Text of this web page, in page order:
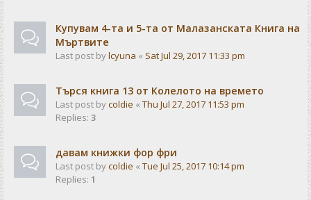
Купувам 4-та и 5-та от Малазанската Книга на
Мъртвите
Last post bylcyuna « Sat Jul 29, 2017 11:33 pm
Търся книга 13 от Колелото на времето
Last post bycoldie « Thu Jul 27, 2017 11:53 pm
Replies: 3
давам книжки фор фри
Last post bycoldie « Tue Jul 25, 2017 10:14 pm
Replies: 1